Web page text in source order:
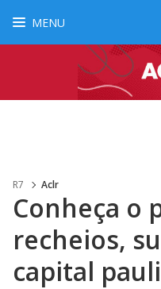
MENU
R7 Aclr
Conheça o
recheios,
capital